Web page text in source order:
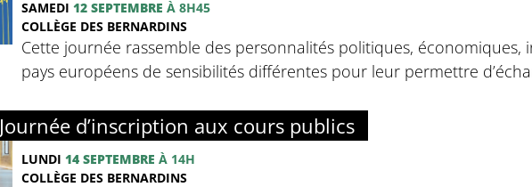
SAMEDI 12 SEPTEMBRE À 8H45
COLLÈGE DES BERNARDINS
Cette journée rassemble des personnalités politiques, économiques,
pays européens de sensibilités différentes pour leur permettre
Journée d’inscription aux cours publics
LUNDI 14 SEPTEMBRE À 14H
COLLÈGE DES BERNARDINS